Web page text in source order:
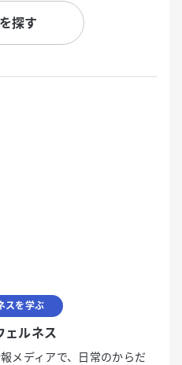
探す
スを学ぶ
ェルネス
メディアで、日常のからだ